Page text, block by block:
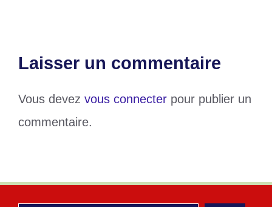
Laisser un commentaire
Vous devez vous connecter pour publier un
commentaire.